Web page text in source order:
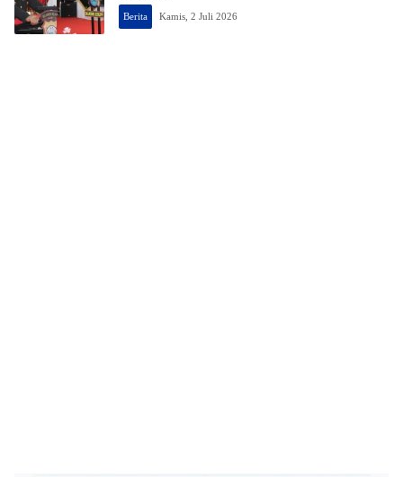
Berita Kamis, 2 Juli 2026